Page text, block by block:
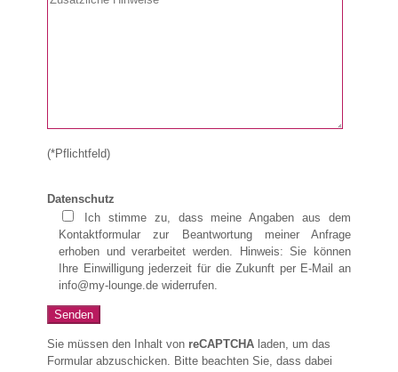
(*Pflichtfeld)
Datenschutz
Ich stimme zu, dass meine Angaben aus dem
Kontaktformular zur Beantwortung meiner Anfrage
erhoben und verarbeitet werden. Hinweis: Sie können
Ihre Einwilligung jederzeit für die Zukunft per E-Mail an
info@my-lounge.de widerrufen.
Sie müssen den Inhalt von reCAPTCHA laden, um das
Formular abzuschicken. Bitte beachten Sie, dass dabei